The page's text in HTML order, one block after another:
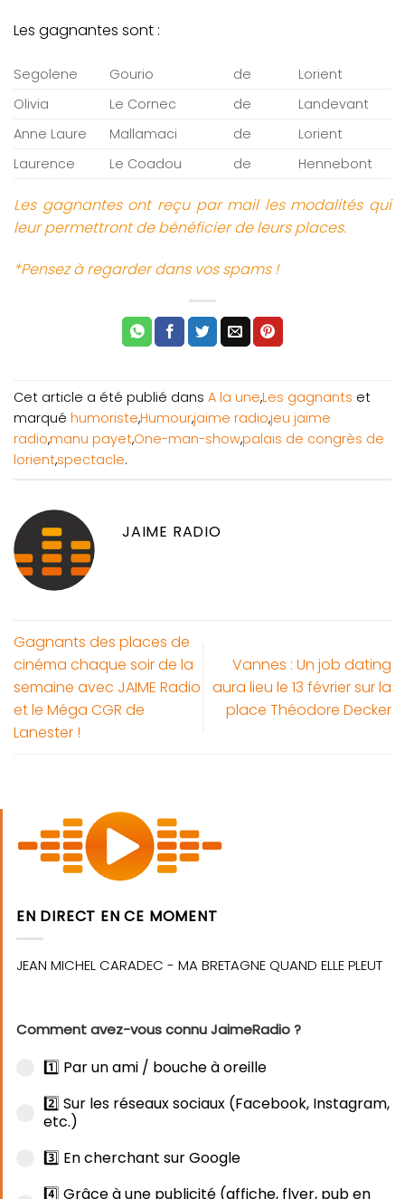
Les gagnantes sont :
Segolene Gourio de
Lorient
Olivia
Le Cornec de
Landevant
Anne Laure
Mallamaci de
Lorient
Laurence
Le Coadou de Hennebont
Les gagnantes ont reçu par mail les modalités qui
leur permettront de bénéficier de leurs places.
*Pensez à regarder dans vos spams !
Cet article a été publié dans A la une,Les gagnants et
marqué humoriste,Humour,jaime radio,jeu jaime
radio,manu payet,One-man-show,palais de congrès de
lorient,spectacle.
JAIME RADIO
Gagnants des places de
cinéma chaque soir de la
semaine avec JAIME Radio
et le Méga CGR de
Lanester !
Vannes : Un job dating
aura lieu le 13 février sur la
place Théodore Decker
EN DIRECT EN CE MOMENT
Comment avez-vous connu JaimeRadio ?
1️⃣ Par un ami / bouche à oreille
2️⃣ Sur les réseaux sociaux (Facebook, Instagram,
etc.)
3️⃣ En cherchant sur Google
4️⃣ Grâce à une publicité (affiche, flyer, pub en